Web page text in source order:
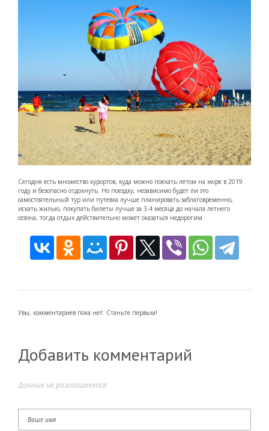
Сегодня есть множество курортов, куда можно поехать летом на море в 2019
году и безопасно отдохнуть. Но поездку, независимо будет ли это
самостоятельный тур или путевка лучше планировать заблаговременно,
искать жилью, покупать билеты лучше за 3-4 месяца до начала летнего
сезона, тогда отдых действительно может оказаться недорогим.
Увы, комментариев пока нет. Станьте первым!
Добавить комментарий
Данные не разглашаются